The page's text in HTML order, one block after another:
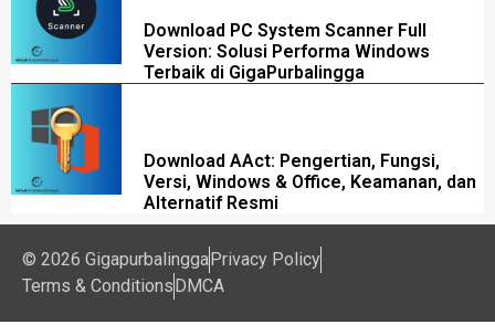
Download PC System Scanner Full
Version: Solusi Performa Windows
Terbaik di GigaPurbalingga
Download AAct: Pengertian, Fungsi,
Versi, Windows & Office, Keamanan, dan
Alternatif Resmi
© 2026 GigapurbalinggaPrivacy Policy
Terms & ConditionsDMCA